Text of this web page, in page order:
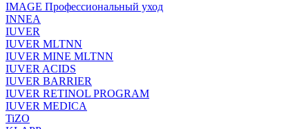
IMAGE Профессиональный уход
INNEA
IUVER
IUVER MLTNN
IUVER MINE MLTNN
IUVER ACIDS
IUVER BARRIER
IUVER RETINOL PROGRAM
IUVER MEDICA
TiZO